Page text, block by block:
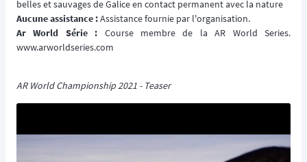
belles et sauvages de Galice en contact permanent avec la nature
Aucune assistance :Assistance fournie par l'organisation.
Ar World Série : Course membre de la AR World Series.
www.arworldseries.com
AR World Championship 2021 - Teaser